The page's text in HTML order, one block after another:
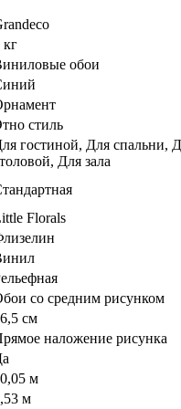
кг
обои
стиль
гостиной, Для спальни,
Для зала
Florals
со средним рисунком
см
наложение рисунка
м
м